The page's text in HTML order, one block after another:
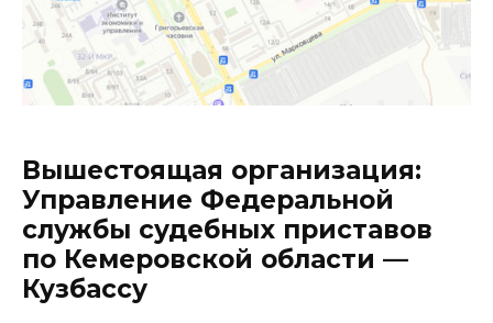
Вышестоящая организация:
Управление Федеральной
службы судебных приставов
по Кемеровской области —
Кузбассу